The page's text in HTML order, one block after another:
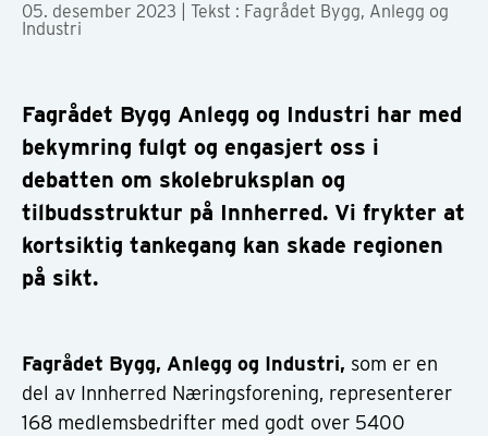
05. desember 2023
| Tekst : Fagrådet Bygg, Anlegg og
Industri
Fagrådet Bygg Anlegg og Industri har med
bekymring fulgt og engasjert oss i
debatten om skolebruksplan og
tilbudsstruktur på Innherred. Vi frykter at
kortsiktig tankegang kan skade regionen
på sikt.
Fagrådet Bygg, Anlegg og Industri, som er en
del av Innherred Næringsforening, representerer
168 medlemsbedrifter med godt over 5400